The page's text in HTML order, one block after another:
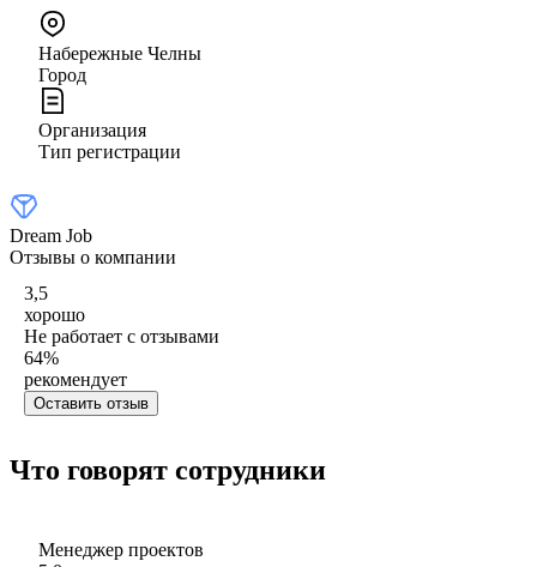
Набережные Челны
Город
Организация
Тип регистрации
Dream Job
Отзывы о компании
3,5
хорошо
Не работает с отзывами
64%
рекомендует
Оставить отзыв
Что говорят сотрудники
Менеджер проектов